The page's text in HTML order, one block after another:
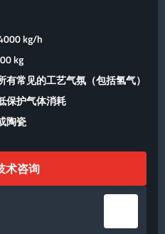
kg/h
kg
有常见的工艺气氛（包括氢气）
保护气体消耗
陶瓷
术咨询